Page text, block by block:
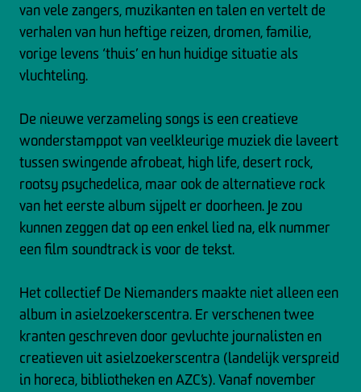
van vele zangers, muzikanten en talen en vertelt de
verhalen van hun heftige reizen, dromen, familie,
vorige levens ‘thuis’ en hun huidige situatie als
vluchteling.
De nieuwe verzameling songs is een creatieve
wonderstamppot van veelkleurige muziek die laveert
tussen swingende afrobeat, high life, desert rock,
rootsy psychedelica, maar ook de alternatieve rock
van het eerste album sijpelt er doorheen. Je zou
kunnen zeggen dat op een enkel lied na, elk nummer
een film soundtrack is voor de tekst.
Het collectief De Niemanders maakte niet alleen een
album in asielzoekerscentra. Er verschenen twee
kranten geschreven door gevluchte journalisten en
creatieven uit asielzoekerscentra (landelijk verspreid
in horeca, bibliotheken en AZC’s). Vanaf november